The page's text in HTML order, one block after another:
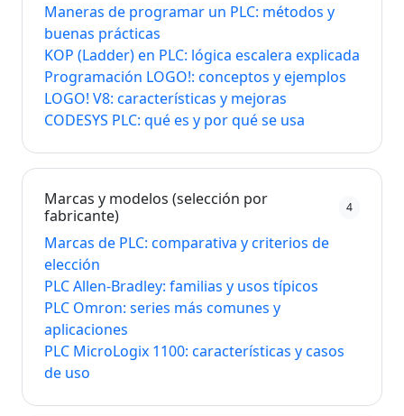
Maneras de programar un PLC: métodos y
buenas prácticas
KOP (Ladder) en PLC: lógica escalera explicada
Programación LOGO!: conceptos y ejemplos
LOGO! V8: características y mejoras
CODESYS PLC: qué es y por qué se usa
Marcas y modelos (selección por
fabricante)
4
Marcas de PLC: comparativa y criterios de
elección
PLC Allen-Bradley: familias y usos típicos
PLC Omron: series más comunes y
aplicaciones
PLC MicroLogix 1100: características y casos
de uso